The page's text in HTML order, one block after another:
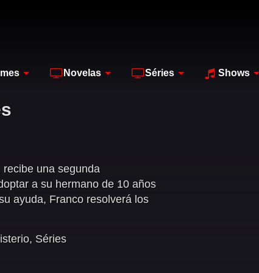
Novelas Séries Shows
una segunda
a su hermano de 10 años
ayuda, Franco resolverá los
, Séries